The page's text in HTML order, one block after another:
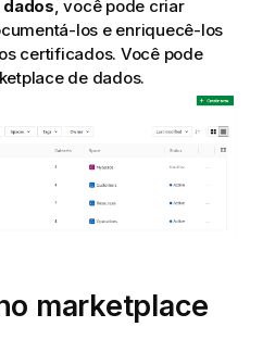
, você pode criar
los e enriquecê-los
certificados. Você pode
de dados.
marketplace